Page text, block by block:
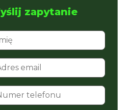
zapytanie